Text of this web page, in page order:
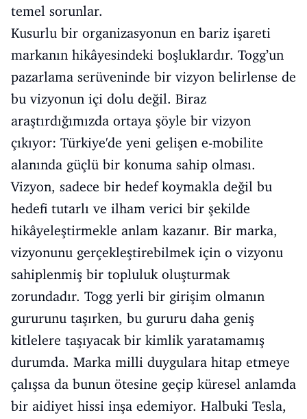
temel sorunlar.
Kusurlu bir organizasyonun en bariz işareti
markanın hikâyesindeki boşluklardır. Togg’un
pazarlama serüveninde bir vizyon belirlense de
bu vizyonun içi dolu değil. Biraz
araştırdığımızda ortaya şöyle bir vizyon
çıkıyor: Türkiye'de yeni gelişen e-mobilite
alanında güçlü bir konuma sahip olması.
Vizyon, sadece bir hedef koymakla değil bu
hedefi tutarlı ve ilham verici bir şekilde
hikâyeleştirmekle anlam kazanır. Bir marka,
vizyonunu gerçekleştirebilmek için o vizyonu
sahiplenmiş bir topluluk oluşturmak
zorundadır. Togg yerli bir girişim olmanın
gururunu taşırken, bu gururu daha geniş
kitlelere taşıyacak bir kimlik yaratamamış
durumda. Marka milli duygulara hitap etmeye
çalışsa da bunun ötesine geçip küresel anlamda
bir aidiyet hissi inşa edemiyor. Halbuki Tesla,